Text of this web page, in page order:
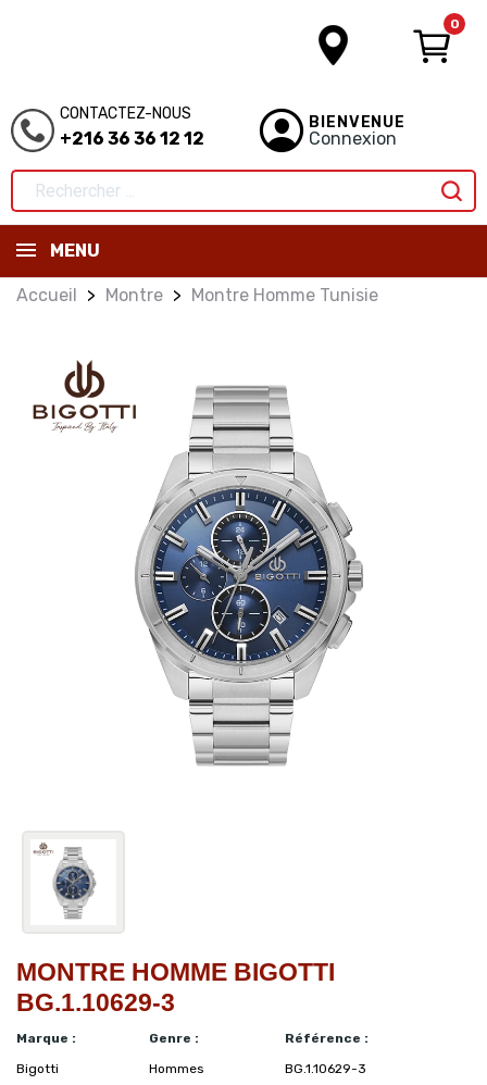
0
CONTACTEZ-NOUS
+216 36 36 12 12
BIENVENUE
Connexion
MENU
Accueil Montre Montre Homme Tunisie
MONTRE HOMME BIGOTTI
BG.1.10629-3
Marque :
Bigotti
Genre :
Hommes
Référence :
BG.1.10629-3